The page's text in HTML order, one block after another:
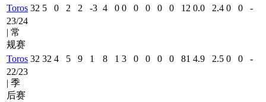
Toros 32 5 0 2 2 -3 4 0 0 0 0 0 0 12 0.0 2.4 0 0
-
23/24
| 常
规赛
Toros 32 32 4 5 9 1 8 1 3 0 0 0 0 81 4.9 2.5 0 0
-
22/23
| 季
后赛